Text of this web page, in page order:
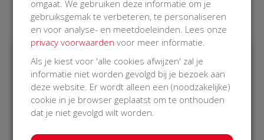
Laatste donaties
€ 1.052
Philips
17 Oct 2018
omgaat. We gebruiken deze informatie om je
gebruiksgemak te verbeteren, te personaliseren
en voor analyse- en meetdoeleinden. Lees onze
privacy voorwaarden voor meer informatie.
Als je kiest voor 'alle cookies afwijzen' zal je
informatie niet worden gevolgd bij je bezoek aan
deze website. Er wordt alleen een (noodzakelijke)
cookie in je browser geplaatst om te onthouden
dat je niet gevolgd wilt worden.